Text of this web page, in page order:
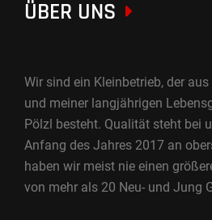
ÜBER UNS
Wir sind ein Kleinbetrieb, der
und meiner langjährigen
Pölzl besteht. Qualität steht bei
Anfang des Jahres 2017 an
haben wir meist nie einen
von mehr als 20 Neu- und Jung